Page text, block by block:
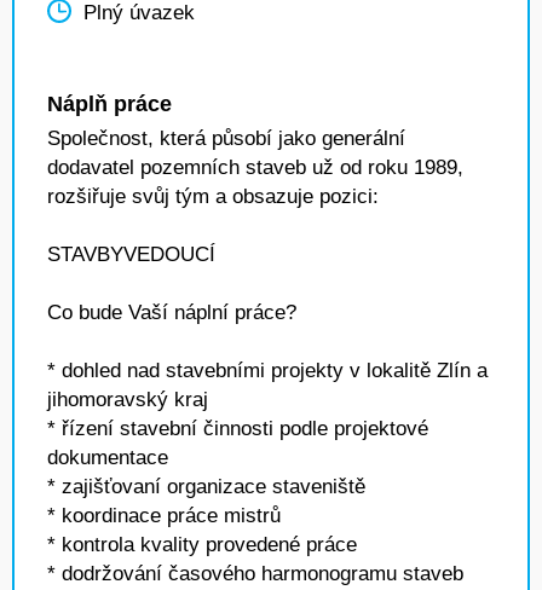
Plný úvazek
Náplň práce
Společnost, která působí jako generální
dodavatel pozemních staveb už od roku 1989,
rozšiřuje svůj tým a obsazuje pozici:
STAVBYVEDOUCÍ
Co bude Vaší náplní práce?
* dohled nad stavebními projekty v lokalitě Zlín a
jihomoravský kraj
* řízení stavební činnosti podle projektové
dokumentace
* zajišťovaní organizace staveniště
* koordinace práce mistrů
* kontrola kvality provedené práce
* dodržování časového harmonogramu staveb